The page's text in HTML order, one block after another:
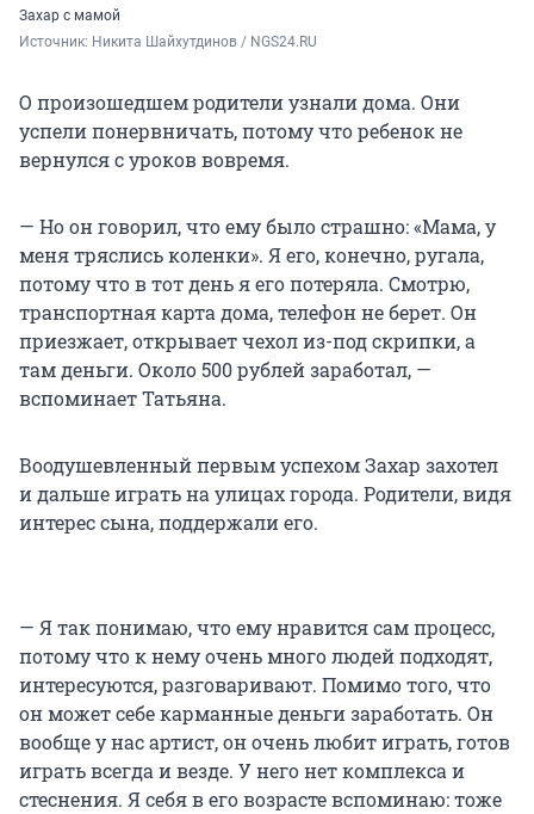
Захар с мамой
Источник: Никита Шайхутдинов / NGS24.RU
О произошедшем родители узнали дома. Они
успели понервничать, потому что ребенок не
вернулся с уроков вовремя.
— Но он говорил, что ему было страшно: «Мама, у
меня тряслись коленки». Я его, конечно, ругала,
потому что в тот день я его потеряла. Смотрю,
транспортная карта дома, телефон не берет. Он
приезжает, открывает чехол из-под скрипки, а
там деньги. Около 500 рублей заработал, —
вспоминает Татьяна.
Воодушевленный первым успехом Захар захотел
и дальше играть на улицах города. Родители, видя
интерес сына, поддержали его.
— Я так понимаю, что ему нравится сам процесс,
потому что к нему очень много людей подходят,
интересуются, разговаривают. Помимо того, что
он может себе карманные деньги заработать. Он
вообще у нас артист, он очень любит играть, готов
играть всегда и везде. У него нет комплекса и
стеснения. Я себя в его возрасте вспоминаю: тоже